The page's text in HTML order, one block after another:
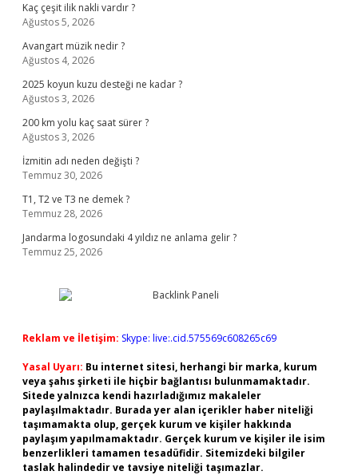
Kaç çeşit ilik nakli vardır ?
Ağustos 5, 2026
Avangart müzik nedir ?
Ağustos 4, 2026
2025 koyun kuzu desteği ne kadar ?
Ağustos 3, 2026
200 km yolu kaç saat sürer ?
Ağustos 3, 2026
İzmitin adı neden değişti ?
Temmuz 30, 2026
T1, T2 ve T3 ne demek ?
Temmuz 28, 2026
Jandarma logosundaki 4 yıldız ne anlama gelir ?
Temmuz 25, 2026
Reklam ve İletişim: Skype: live:.cid.575569c608265c69
Yasal Uyarı: Bu internet sitesi, herhangi bir marka, kurum
veya şahıs şirketi ile hiçbir bağlantısı bulunmamaktadır.
Sitede yalnızca kendi hazırladığımız makaleler
paylaşılmaktadır. Burada yer alan içerikler haber niteliği
taşımamakta olup, gerçek kurum ve kişiler hakkında
paylaşım yapılmamaktadır. Gerçek kurum ve kişiler ile isim
benzerlikleri tamamen tesadüfidir. Sitemizdeki bilgiler
taslak halindedir ve tavsiye niteliği taşımazlar.